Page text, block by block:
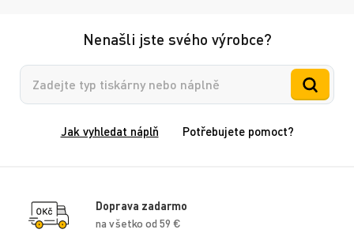
Nenašli jste svého výrobce?
Vyhledávání
Jak vyhledat náplň Potřebujete pomoct?
Doprava zadarmo
na všetko od 59 €